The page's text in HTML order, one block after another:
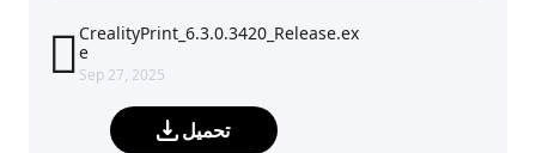
 CrealityPrint_6.3.0.3420_Release.ex
e
Sep 27, 2025
تحميل